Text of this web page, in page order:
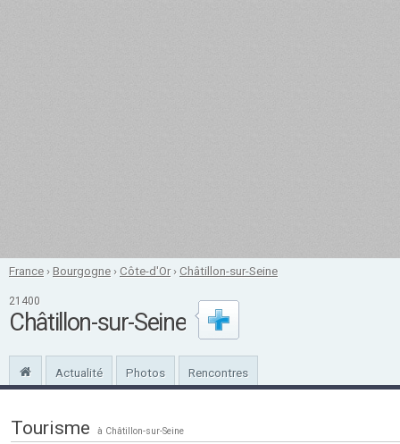
France ›Bourgogne ›Côte-d'Or›Châtillon-sur-Seine
21400
Châtillon-sur-Seine
Actualité Photos Rencontres
Tourisme à Châtillon-sur-Seine